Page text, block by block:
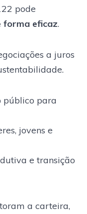
pode
forma eficaz.
a juros
para
jovens e
e transição
a carteira,